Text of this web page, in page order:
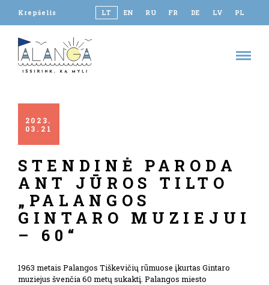
Krepšelis LT EN RU FR DE LV PL
STENDINĖ PARODA
ANT JŪROS TILTO
„PALANGOS
GINTARO MUZIEJUI
– 60“
2023
03
21
1963 metais Palangos Tiškevičių rūmuose įkurtas Gintaro
muziejus švenčia 60 metų sukaktį. Palangos miesto